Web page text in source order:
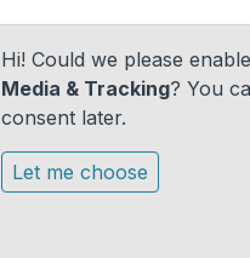
Hi! Could we please
Media & Tracking? You
consent later.
Let me choose